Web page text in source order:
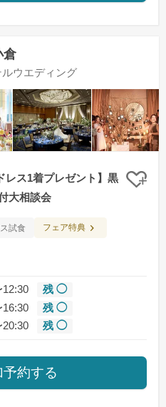
倉
ウエディング
レス1着プレゼント】黒
大相談会
クリ
試食 フェア特典
12:30
残 ◯
16:30
残 ◯
20:30 残 ◯
予約する